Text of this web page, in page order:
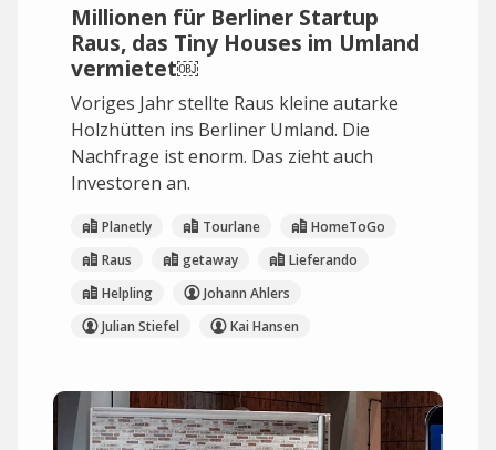
Millionen für Berliner Startup
Raus, das Tiny Houses im Umland
vermietet￼
Voriges Jahr stellte Raus kleine autarke
Holzhütten ins Berliner Umland. Die
Nachfrage ist enorm. Das zieht auch
Investoren an.
Planetly Tourlane
HomeToGo
Raus
getaway
Lieferando
Helpling
Johann Ahlers
Julian Stiefel
Kai Hansen